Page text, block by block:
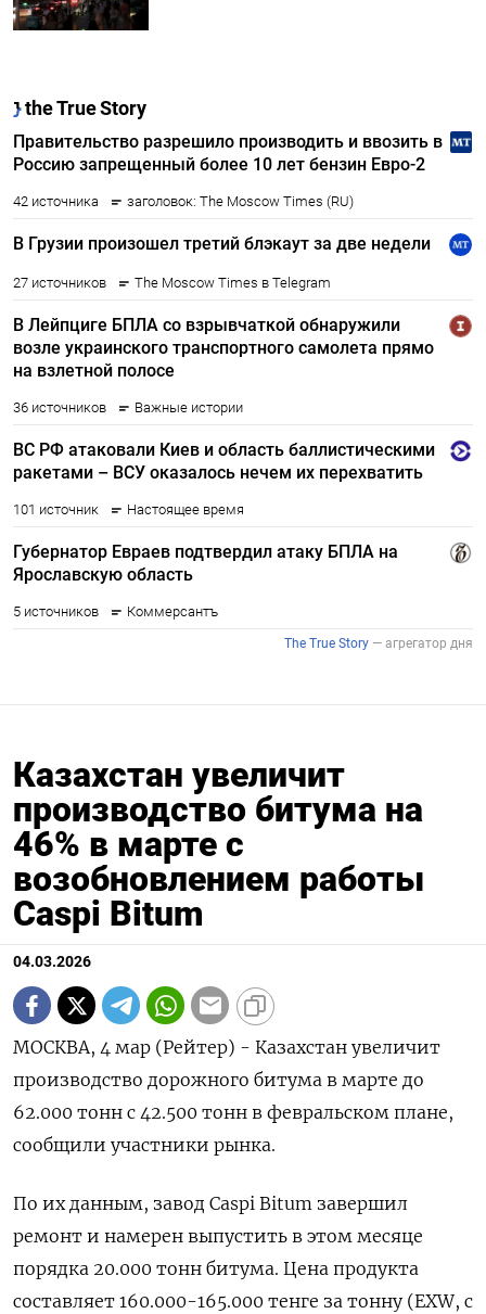
Казахстан увеличит
производство битума на
46% в марте с
возобновлением работы
Caspi Bitum
04.03.2026
МОСКВА, 4 мар (Рейтер) - Казахстан увеличит
производство дорожного битума в марте до
‌62.000 тонн с 42.500 тонн в февральском плане,
сообщили участники ​рынка.
По ​их данным, ​завод Caspi ⁠Bitum завершил
‌ремонт и намерен выпустить ‌в этом месяце
порядка 20.000 ​тонн битума. Цена продукта
‌составляет 160.000-165.000 тенге за ​тонну (EXW, с